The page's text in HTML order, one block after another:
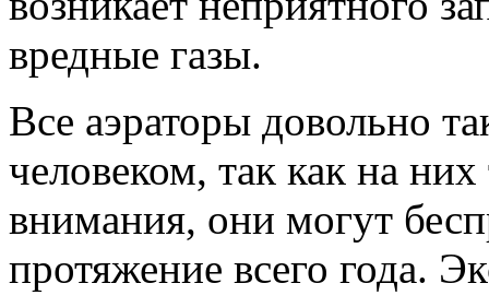
вредные газы.
Все аэраторы довольно
человеком, так как на
внимания, они могут
протяжение всего года.